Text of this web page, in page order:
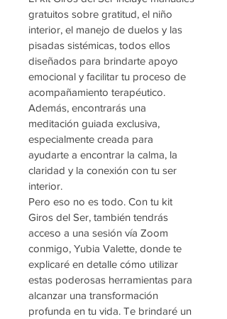
gratuitos sobre gratitud, el niño
interior, el manejo de duelos y las
pisadas sistémicas, todos ellos
diseñados para brindarte apoyo
emocional y facilitar tu proceso de
acompañamiento terapéutico.
Además, encontrarás una
meditación guiada exclusiva,
especialmente creada para
ayudarte a encontrar la calma, la
claridad y la conexión con tu ser
interior.
Pero eso no es todo. Con tu kit
Giros del Ser, también tendrás
acceso a una sesión vía Zoom
conmigo, Yubia Valette, donde te
explicaré en detalle cómo utilizar
estas poderosas herramientas para
alcanzar una transformación
profunda en tu vida. Te brindaré un